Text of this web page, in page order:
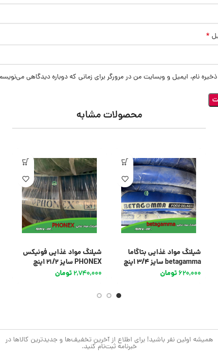
*
ذخیره نام، ایمیل و وبسایت من در مرورگر برای زمانی که دوباره دیدگاهی
محصولات مشابه
شیلنگ مواد غذایی بتاگاما
betagamma سایز 3/4 اینچ
620,000تومان
شیلنگ مواد غذایی فونیکس
PHONEX سایز 21/2 اینچ
2,740,000تومان
همیشه اولین نفر باشید! برای اطلاع از آخرین تخفیف‌ها و جدیدترین کالاها در
خبرنامه ثبت‌نام کنید.